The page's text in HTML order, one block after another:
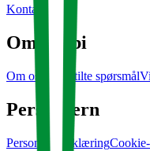
Kontakt Jobbi
Om Jobbi
Om oss Ofte stilte spørsmål
Personvern
Personvernerklæring